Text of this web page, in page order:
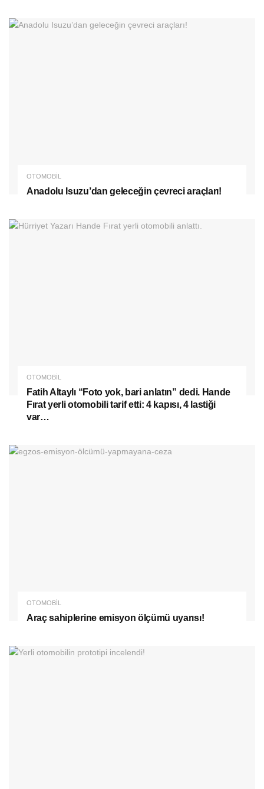
OTOMOBIL
Anadolu Isuzu’dan geleceğin çevreci araçları!
OTOMOBIL
Fatih Altaylı “Foto yok, bari anlatın” dedi. Hande
Fırat yerli otomobili tarif etti: 4 kapısı, 4 lastiği
var…
OTOMOBIL
Araç sahiplerine emisyon ölçümü uyarısı!